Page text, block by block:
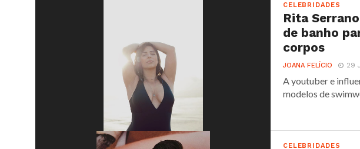
CELEBRIDADES
Rita
de banho
corpos
JOANA FELÍCIO 29
A youtuber e
modelos de
CELEBRIDADES